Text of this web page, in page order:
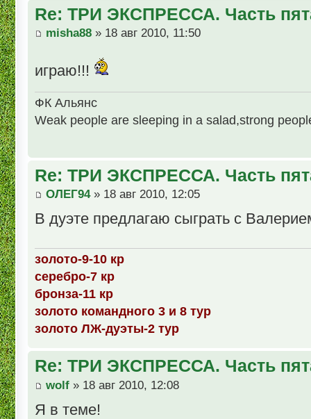
Re: ТРИ ЭКСПРЕССА. Часть
misha88 » 18 авг 2010, 11:50
играю!!!
ФК Альянс
Weak people are sleeping in a salad,strong
Re: ТРИ ЭКСПРЕССА. Часть
ОЛЕГ94» 18 авг 2010, 12:05
В дуэте предлагаю сыграть с
золото-9-10 кр
серебро-7 кр
бронза-11 кр
золото командного 3 и 8 тур
золото ЛЖ-дуэты-2 тур
Re: ТРИ ЭКСПРЕССА. Часть
wolf » 18 авг 2010, 12:08
Я в теме!